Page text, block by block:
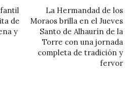
de
y
La Hermandad de los
Moraos brilla en el Jueves
Santo de Alhaurín de la
Torre con una jornada
completa de tradición y
fervor